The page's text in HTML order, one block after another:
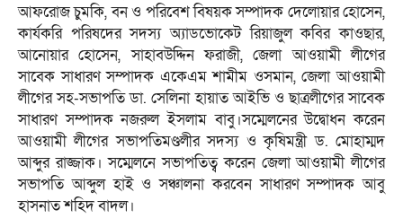
আফরোজ চুমকি, বন ও পরিবেশ বিষয়ক সম্পাদক দেলোয়ার হোসেন,
কার্যকরি পরিষদের সদস্য অ্যাডভোকেট রিয়াজুল কবির কাওছার,
আনোয়ার হোসেন, সাহাবউদ্দিন ফরাজী, জেলা আওয়ামী লীগের
সাবেক সাধারণ সম্পাদক একেএম শামীম ওসমান, জেলা আওয়ামী
লীগের সহ-সভাপতি ডা. সেলিনা হায়াত আইভি ও ছাত্রলীগের সাবেক
সাধারণ সম্পাদক নজরুল ইসলাম বাবু।সম্মেলনের উদ্বোধন করেন
আওয়ামী লীগের সভাপতিমণ্ডলীর সদস্য ও কৃষিমন্ত্রী ড. মোহাম্মদ
আব্দুর রাজ্জাক। সম্মেলনে সভাপতিত্ব করেন জেলা আওয়ামী লীগের
সভাপতি আব্দুল হাই ও সঞ্চালনা করবেন সাধারণ সম্পাদক আবু
হাসনাত শহিদ বাদল।